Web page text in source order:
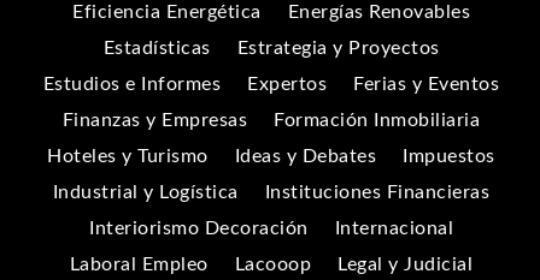
Eficiencia Energética
Energías Renovables
Estadísticas
Estrategia y Proyectos
Estudios e Informes
Expertos
Ferias y Eventos
Finanzas y Empresas
Formación Inmobiliaria
Hoteles y Turismo
Ideas y Debates
Impuestos
Industrial y Logística
Instituciones Financieras
Interiorismo Decoración
Internacional
Laboral Empleo
Lacooop
Legal y Judicial